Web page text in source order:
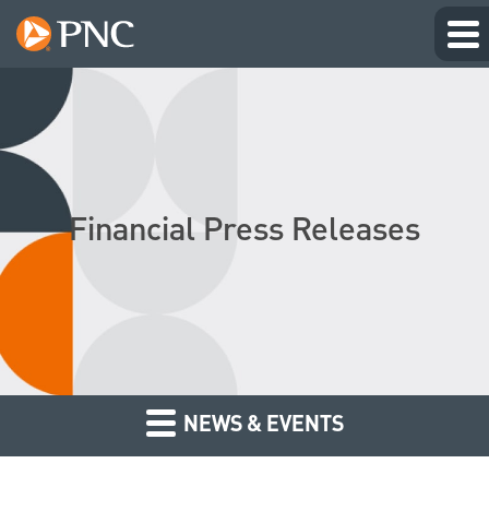
Financial Press Releases
NEWS & EVENTS